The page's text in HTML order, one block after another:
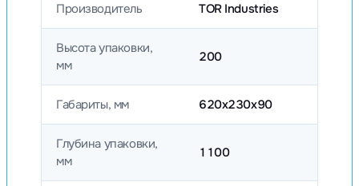
Производитель TOR Industries
Высота упаковки,
мм
200
Габариты, мм 620х230х90
Глубина упаковки,
мм
1100